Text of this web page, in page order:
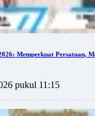
Memperkuat Persatuan,
pukul 11:15